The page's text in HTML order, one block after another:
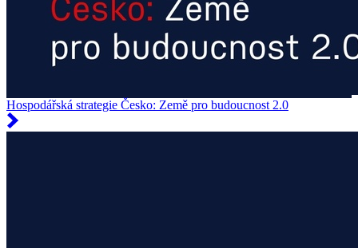
Hospodářská strategie Česko: Země pro budoucnost 2.0